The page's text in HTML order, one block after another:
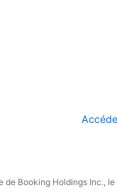
de Booking Holdings Inc.,